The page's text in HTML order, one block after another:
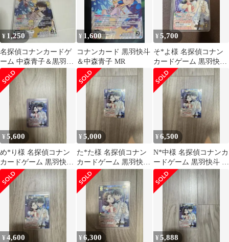
¥ 1,250
名探偵コナンカードゲ
ーム 中森青子＆黒羽快
斗 MR
¥ 1,600
コナンカード 黒羽快斗
＆中森青子 MR
¥5,700
そ*よ様 名探偵コナン
カードゲーム 黒羽快斗
& 中森青子 MRP
¥5,600
め*り様 名探偵コナン
カードゲーム 黒羽快斗
& 中森青子 MRP
¥5,000
た*た様 名探偵コナン
カードゲーム 黒羽快斗
& 中森青子 MRP
¥6,500
N*中様 名探偵コナンカ
ードゲーム 黒羽快斗 &
中森青子 MRP
¥4,600 ¥6,300 ¥5,888